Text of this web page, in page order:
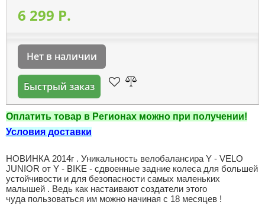
6 299 P.
Нет в наличии
Быстрый заказ
Оплатить товар в Регионах можно при получении!
Условия доставки
НОВИНКА 2014г . Уникальность велобалансира Y - VELO
JUNIOR от Y - BIKE - сдвоенные задние колеса для большей
устойчивости и для безопасности самых маленьких
малышей . Ведь как настаивают создатели этого
чуда пользоваться им можно начиная с 18 месяцев !